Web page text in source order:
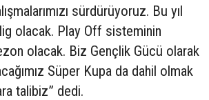
sürdürüyoruz. Bu yıl
olacak. Play Off sisteminin
olacak. Biz Gençlik Gücü olarak
Süper Kupa da dahil olmak
talibiz” dedi.